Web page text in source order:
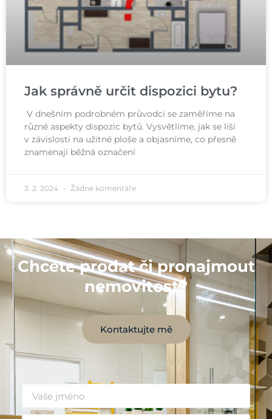
Jak správně určit dispozici bytu?
V dnešním podrobném průvodci se zaměříme na
různé aspekty dispozic bytů. Vysvětlíme, jak se liší
v závislosti na užitné ploše a objasníme, co přesně
znamenají běžná označení
3. 2. 2024 Žádné komentáře
Chcete prodat či pronajmout
nemovitost?
Kontaktujte mě